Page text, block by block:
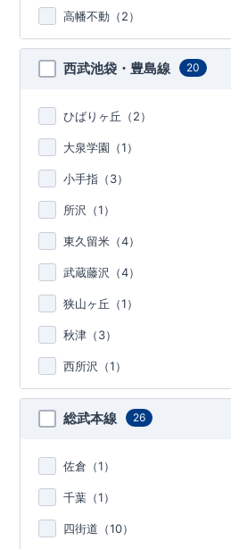
高幡不動（2）
西武池袋・豊島線 20
ひばりヶ丘（2）
大泉学園（1）
小手指（3）
所沢（1）
東久留米（4）
武蔵藤沢（4）
狭山ヶ丘（1）
秋津（3）
西所沢（1）
総武本線 26
佐倉（1）
千葉（1）
四街道（10）